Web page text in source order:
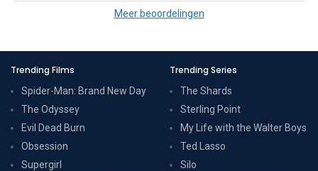
Meer beoordelingen
Trending Films
Spider-Man: Brand New Day
The Odyssey
Evil Dead Burn
Obsession
Supergirl
Trending Series
The Shards
Sterling Point
My Life with the Walter Boys
Ted Lasso
Silo